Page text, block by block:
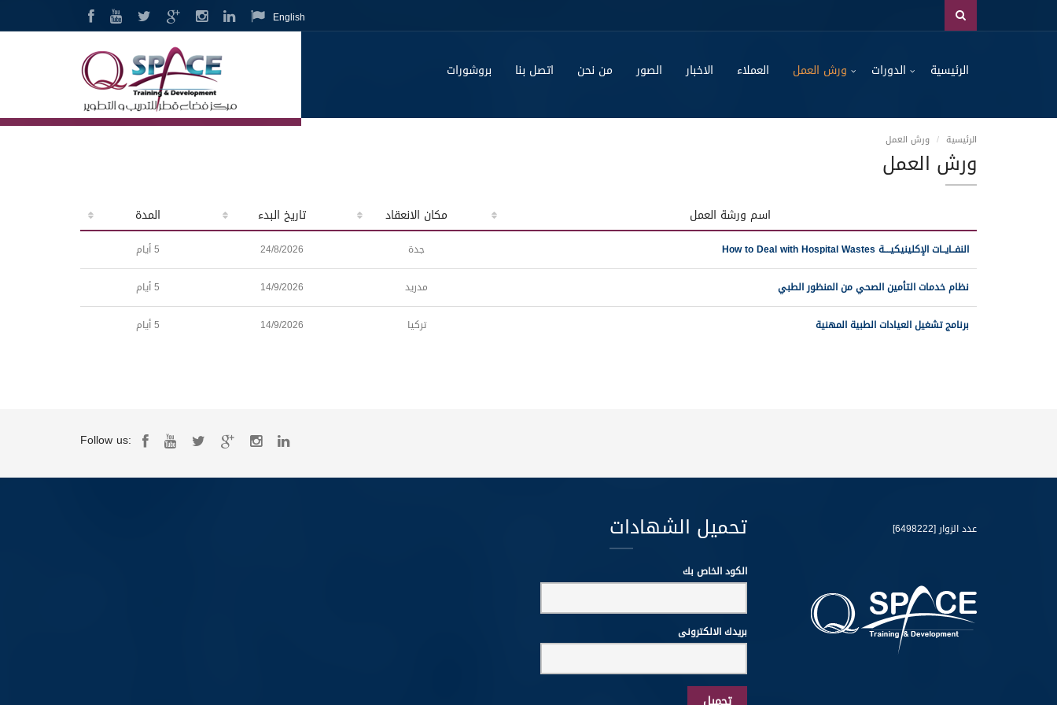
English
الرئيسية الدورات ورش العمل العملاء الاخبار الصور من نحن اتصل بنا بروشورات
الرئيسية ورش العمل
ورش العمل
اسم ورشة العمل مكان الانعقاد تاريخ البدء المدة
النفــايــات الإكلينيكيــــة How to Deal with Hospital Wastes جدة 24/8/2026 5 أيام
نظام خدمات التأمين الصحي من المنظور الطبي مدريد 14/9/2026 5 أيام
برنامج تشغيل العيادات الطبية المهنية تركيا 14/9/2026 5 أيام
Follow us:
عدد الزوار [6498222] تحميل الشهادات
الكود الخاص بك
بريدك الالكترونى